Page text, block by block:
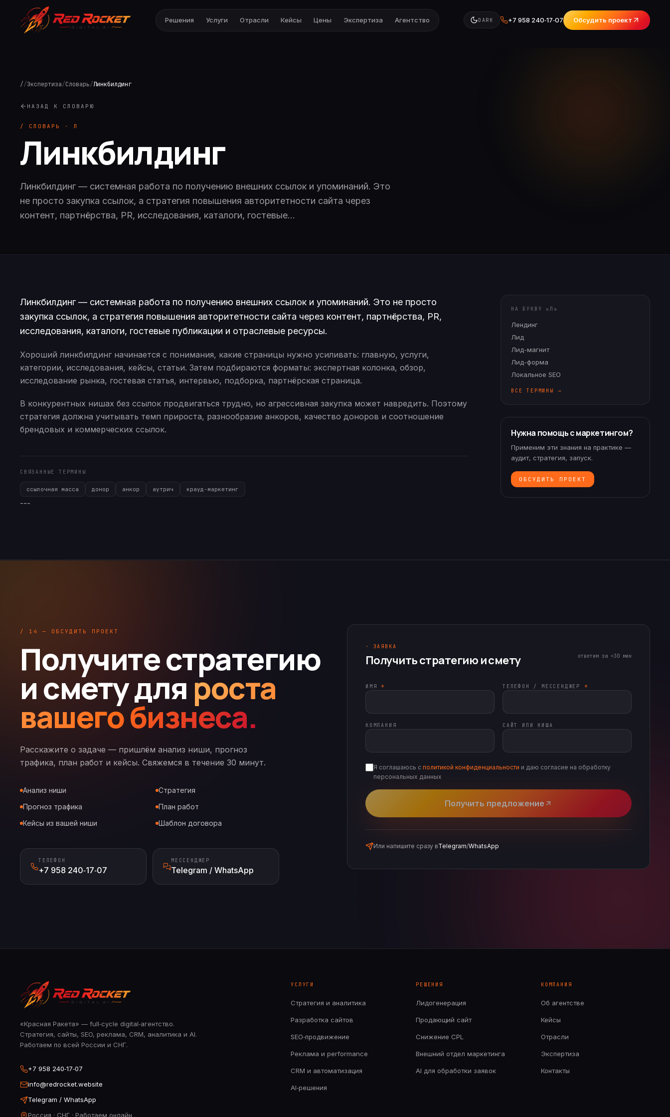
Решения Услуги Отрасли Кейсы Цены Экспертиза Агентство DARK +7 958 240‑17‑07 Обсудить проект
//Экспертиза/Словарь/Линкбилдинг
НАЗАД К СЛОВАРЮ
/ СЛОВАРЬ ·Л
Линкбилдинг
Линкбилдинг — системная работа по получению внешних ссылок и упоминаний. Это
не просто закупка ссылок, а стратегия повышения авторитетности сайта через
контент, партнёрства, PR, исследования, каталоги, гостевые…
Линкбилдинг — системная работа по получению внешних ссылок и упоминаний. Это не просто
закупка ссылок, а стратегия повышения авторитетности сайта через контент, партнёрства, PR,
исследования, каталоги, гостевые публикации и отраслевые ресурсы.
Хороший линкбилдинг начинается с понимания, какие страницы нужно усиливать: главную, услуги,
категории, исследования, кейсы, статьи. Затем подбираются форматы: экспертная колонка, обзор,
исследование рынка, гостевая статья, интервью, подборка, партнёрская страница.
В конкурентных нишах без ссылок продвигаться трудно, но агрессивная закупка может навредить. Поэтому
стратегия должна учитывать темп прироста, разнообразие анкоров, качество доноров и соотношение
брендовых и коммерческих ссылок.
СВЯЗАННЫЕ ТЕРМИНЫ
ссылочная масса донор анкор аутрич крауд-маркетинг
---
НА БУКВУ «Л »
Лендинг
Лид
Лид-магнит
Лид-форма
Локальное SEO
ВСЕ ТЕРМИНЫ →
Нужна помощь с маркетингом?
Применим эти знания на практике —
аудит, стратегия, запуск.
ОБСУДИТЬ ПРОЕКТ
/ 14 — ОБСУДИТЬ ПРОЕКТ
Получите стратегию
и смету для роста
вашего бизнеса.
Расскажите о задаче — пришлём анализ ниши, прогноз
трафика, план работ и кейсы. Свяжемся в течение 30 минут.
Анализ ниши
Стратегия
Прогноз трафика
План работ
Кейсы из вашей ниши
Шаблон договора
ТЕЛЕФОН
+7 958 240‑17‑07
МЕССЕНДЖЕР
Telegram / WhatsApp
· ЗАЯВКА
Получить стратегию и смету ответим за <30 мин
ИМЯ * ТЕЛЕФОН / МЕССЕНДЖЕР *
КОМПАНИЯ САЙТ ИЛИ НИША
Я соглашаюсь с политикой конфиденциальности и даю согласие на обработку
персональных данных
Получить предложение
Или напишите сразу вTelegram/WhatsApp
«Красная Ракета» — full‑cycle digital‑агентство.
Стратегия, сайты, SEO, реклама, CRM, аналитика и AI.
Работаем по всей России и СНГ.
+7 958 240‑17‑07
info@redrocket.website
Telegram / WhatsApp
Россия · СНГ · Работаем онлайн
УСЛУГИ
Стратегия и аналитика
Разработка сайтов
SEO‑продвижение
Реклама и performance
CRM и автоматизация
AI‑решения
РЕШЕНИЯ
Лидогенерация
Продающий сайт
Снижение CPL
Внешний отдел маркетинга
AI для обработки заявок
КОМПАНИЯ
Об агентстве
Кейсы
Отрасли
Экспертиза
Контакты